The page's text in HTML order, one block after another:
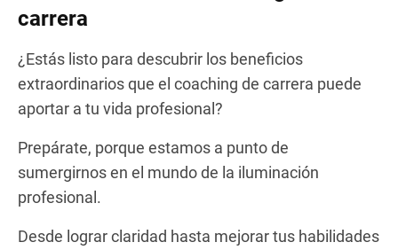
carrera
¿Estás listo para descubrir los beneficios
extraordinarios que el coaching de carrera puede
aportar a tu vida profesional?
Prepárate, porque estamos a punto de
sumergirnos en el mundo de la iluminación
profesional.
Desde lograr claridad hasta mejorar tus habilidades